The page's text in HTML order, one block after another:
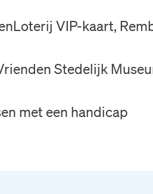
VIP-kaart,
Stedelijk
met een handicap